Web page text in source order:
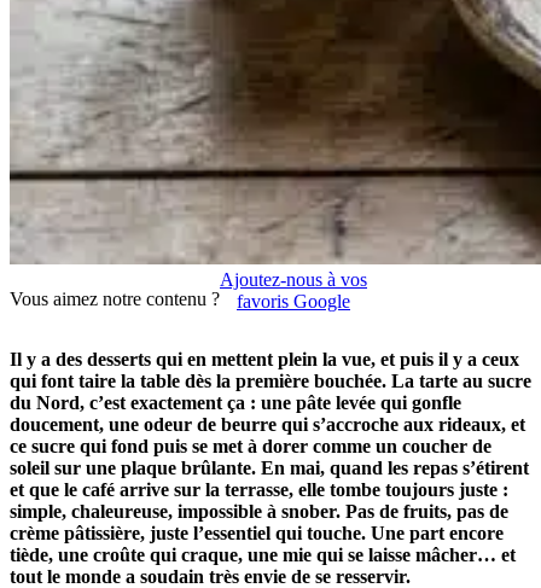
Vous aimez notre contenu ?
Ajoutez-nous à vos
favoris Google
Il y a des desserts qui en mettent plein la vue, et puis il y a ceux
qui font taire la table dès la première bouchée. La tarte au sucre
du Nord, c’est exactement ça : une pâte levée qui gonfle
doucement, une odeur de beurre qui s’accroche aux rideaux, et
ce sucre qui fond puis se met à dorer comme un coucher de
soleil sur une plaque brûlante. En mai, quand les repas s’étirent
et que le café arrive sur la terrasse, elle tombe toujours juste :
simple, chaleureuse, impossible à snober. Pas de fruits, pas de
crème pâtissière, juste l’essentiel qui touche. Une part encore
tiède, une croûte qui craque, une mie qui se laisse mâcher… et
tout le monde a soudain très envie de se resservir.